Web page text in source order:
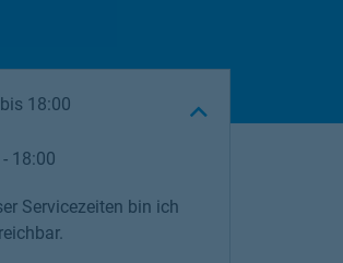
18:00
- 18:00
Servicezeiten bin ich